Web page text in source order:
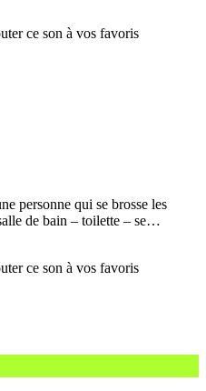
personne qui se brosse les
de bain – toilette – se…